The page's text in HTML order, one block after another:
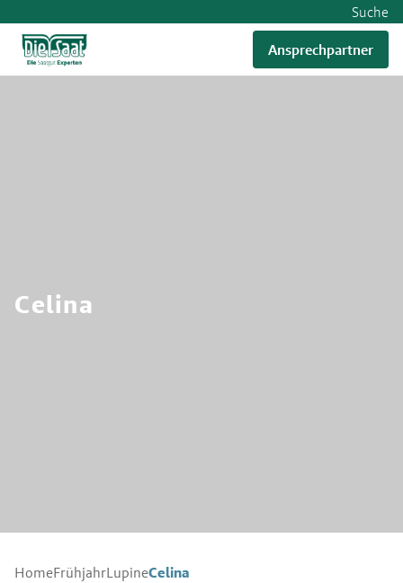
Suche
Ansprechpartner
Celina
HomeFrühjahrLupineCelina